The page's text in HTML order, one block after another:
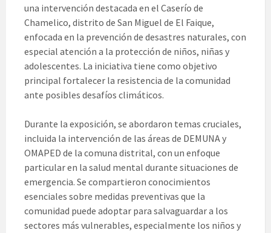
una intervención destacada en el Caserío de
Chamelico, distrito de San Miguel de El Faique,
enfocada en la prevención de desastres naturales, con
especial atención a la protección de niños, niñas y
adolescentes. La iniciativa tiene como objetivo
principal fortalecer la resistencia de la comunidad
ante posibles desafíos climáticos.
Durante la exposición, se abordaron temas cruciales,
incluida la intervención de las áreas de DEMUNA y
OMAPED de la comuna distrital, con un enfoque
particular en la salud mental durante situaciones de
emergencia. Se compartieron conocimientos
esenciales sobre medidas preventivas que la
comunidad puede adoptar para salvaguardar a los
sectores más vulnerables, especialmente los niños y